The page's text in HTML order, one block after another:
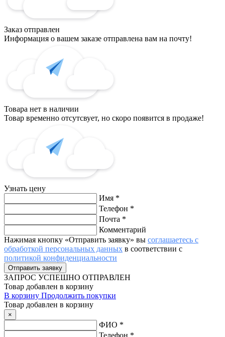
Заказ отправлен
Информация о вашем заказе отправлена вам на почту!
Товара нет в наличии
Товар временно отсутсвует, но скоро появится в продаже!
Узнать цену
Имя *
Телефон *
Почта *
Комментарий
Нажимая кнопку «Отправить заявку» вы соглашаетесь с
обработкой персональных данных в соответствии с
политикой конфиденциальности
ЗАПРОС УСПЕШНО ОТПРАВЛЕН
Товар добавлен в корзину
В корзину Продолжить покупки
Товар добавлен в корзину
×
ФИО *
Телефон *